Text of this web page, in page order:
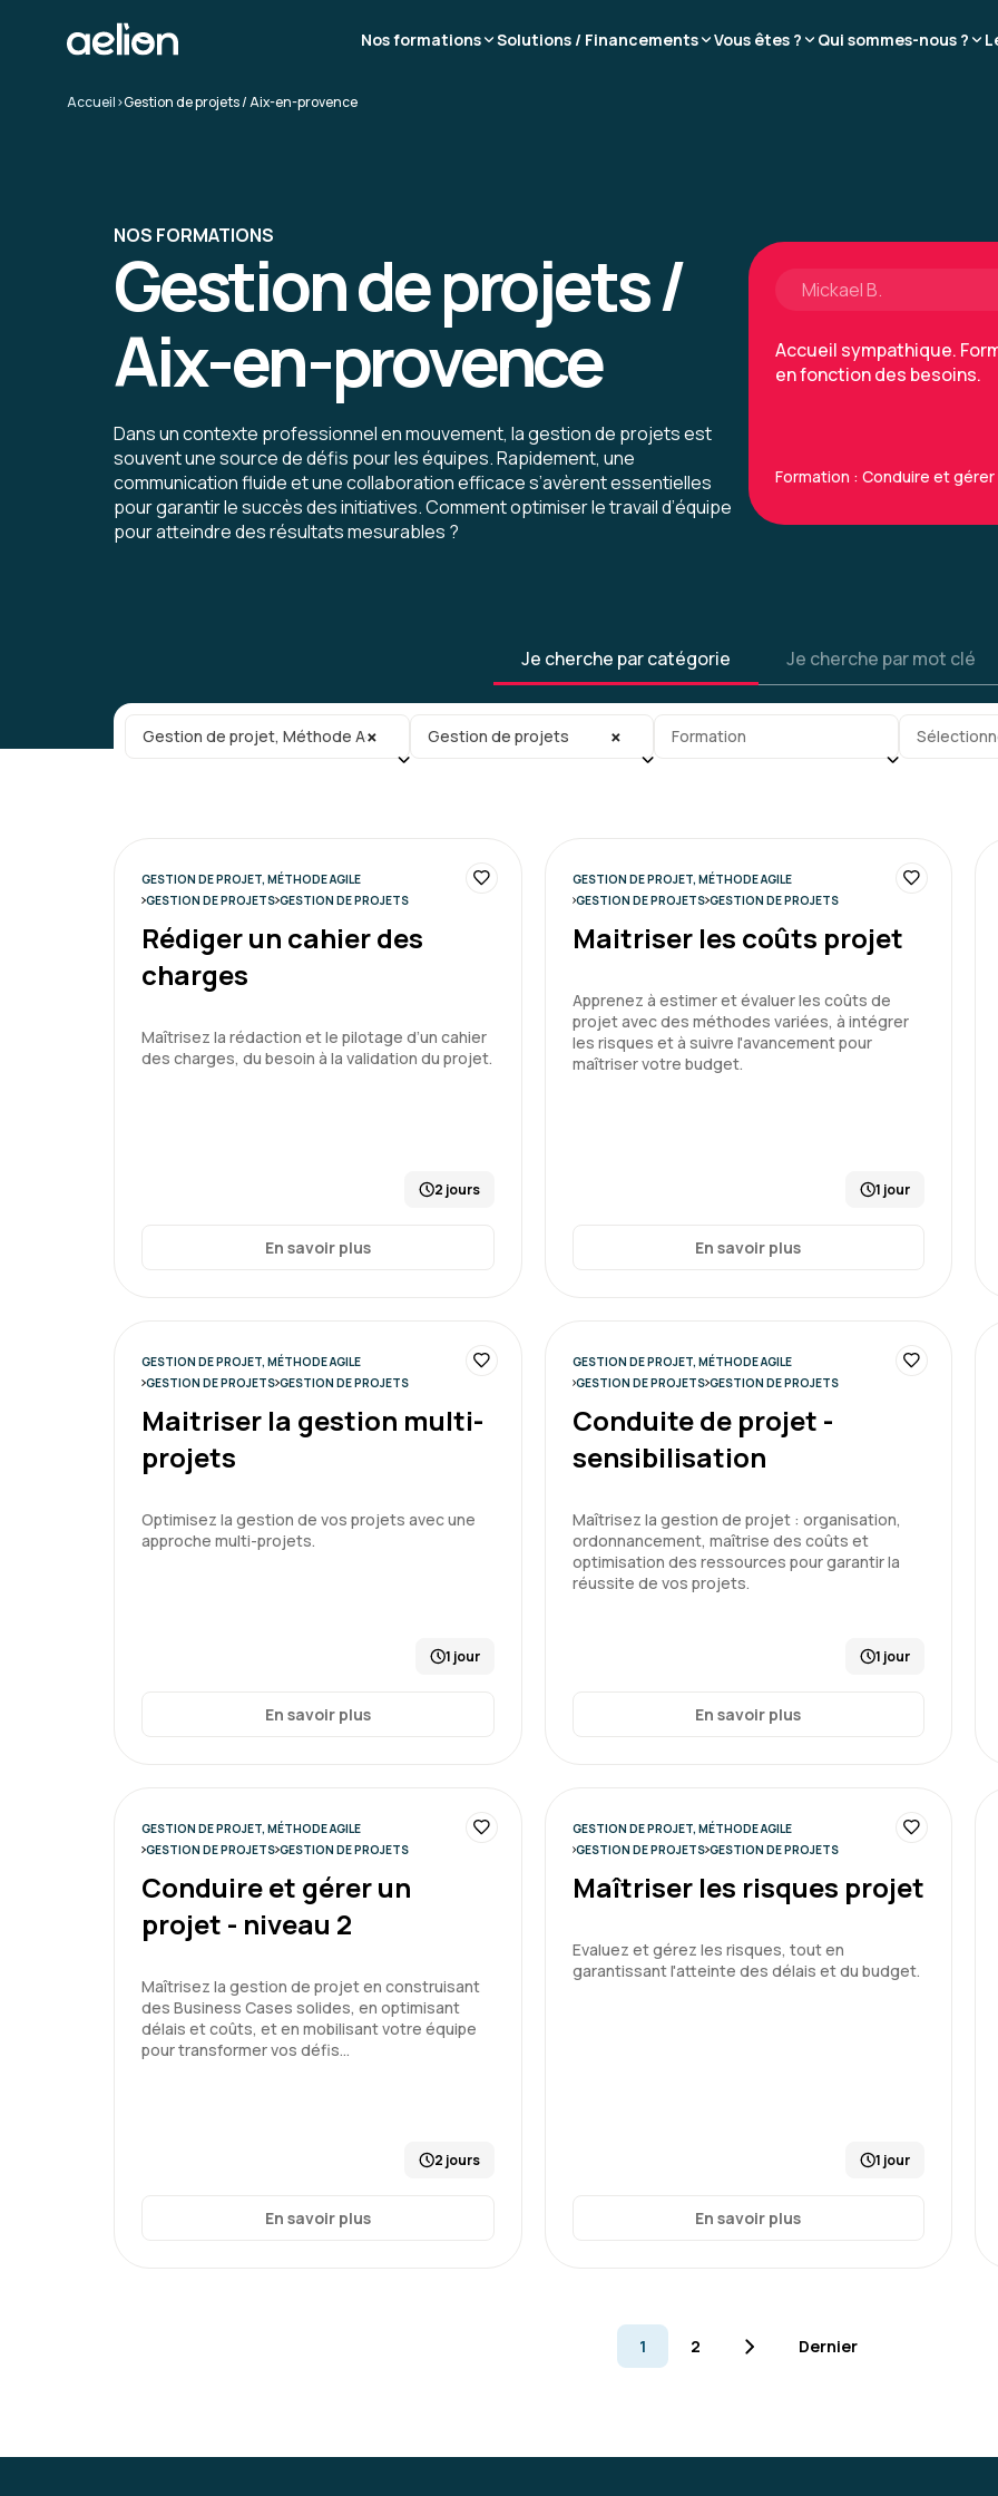
Nos formations Solutions / Financements Vous êtes ? Qui sommes-nous ?
Accueil>Gestion de projets / Aix-en-provence
NOS FORMATIONS
Gestion de projets /
Aix-en-provence
Dans un contexte professionnel en mouvement, la gestion de projets est
souvent une source de défis pour les équipes. Rapidement, une
communication fluide et une collaboration efficace s’avèrent essentielles
pour garantir le succès des initiatives. Comment optimiser le travail d’équipe
pour atteindre des résultats mesurables ?
Selon moi, le contenu de
formation niveau 1 ou
Mickael B.
Accueil sympathique.
en fonction des besoins.
Formation : Conduire et
Très bonne expérience,
flexible, qui s'adapte aux
mesure
Marc T.
Très bonne formation de
Formation : Conduire et
Sandrine B.
Formation : Conduire et
Nicolas S.
Bonne formation avec
Très bonne expérience,
exercices d'application
gestion de projet, adaptée
Excellente formation de
Je cherche par catégorie Je cherche par mot clé
Catégorie principale ×
Gestion de projet, Méthode Agile Sous-catégorie ×
Gestion de projets Sous-sous-catégorie
Formation Tag
GESTION DE PROJET, MÉTHODE AGILE
GESTION DE PROJETS GESTION DE PROJETS
Rédiger un cahier des
charges
Maîtrisez la rédaction et le pilotage d’un cahier
des charges, du besoin à la validation du projet.
2 jours
En savoir plus
GESTION DE PROJET, MÉTHODE AGILE
GESTION DE PROJETS GESTION DE PROJETS
Maitriser les coûts projet
Apprenez à estimer et évaluer les coûts de
projet avec des méthodes variées, à intégrer
les risques et à suivre l'avancement pour
maîtriser votre budget.
1 jour
En savoir plus
GESTION DE PROJET, MÉTHODE AGILE
GESTION DE PROJETS GESTION DE PROJETS
Maitriser la gestion multi-
projets
Optimisez la gestion de vos projets avec une
approche multi-projets.
1 jour
En savoir plus
GESTION DE PROJET, MÉTHODE AGILE
GESTION DE PROJETS GESTION DE PROJETS
Conduite de projet -
sensibilisation
Maîtrisez la gestion de projet : organisation,
ordonnancement, maîtrise des coûts et
optimisation des ressources pour garantir la
réussite de vos projets.
1 jour
En savoir plus
GESTION DE PROJET, MÉTHODE AGILE
GESTION DE PROJETS GESTION DE PROJETS
Conduire et gérer un
projet - niveau 2
Maîtrisez la gestion de projet en construisant
des Business Cases solides, en optimisant
délais et coûts, et en mobilisant votre équipe
pour transformer vos défis…
2 jours
En savoir plus
GESTION DE PROJET, MÉTHODE AGILE
GESTION DE PROJETS GESTION DE PROJETS
Maîtriser les risques projet
Evaluez et gérez les risques, tout en
garantissant l'atteinte des délais et du budget.
1 jour
En savoir plus
1 2 Dernier